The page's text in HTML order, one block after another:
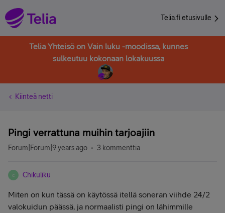
Telia.fi etusivulle
Telia Yhteisö on Vain luku -moodissa, kunnes
sulkeutuu kokonaan lokakuussa
Kiinteä netti
Pingi verrattuna muihin tarjoajiin
Forum|Forum|9 years ago 3 kommenttia
C Chikuliku
Miten on kun tässä on käytössä itellä soneran viihde 24/2
valokuidun päässä, ja normaalisti pingi on lähimmille